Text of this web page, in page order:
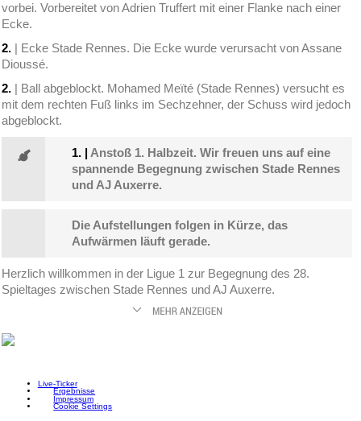
vorbei. Vorbereitet von Adrien Truffert mit einer Flanke nach einer
Ecke.
2. | Ecke Stade Rennes. Die Ecke wurde verursacht von Assane
Dioussé.
2. | Ball abgeblockt. Mohamed Meïté (Stade Rennes) versucht es
mit dem rechten Fuß links im Sechzehner, der Schuss wird jedoch
abgeblockt.
1. | Anstoß 1. Halbzeit. Wir freuen uns auf eine
spannende Begegnung zwischen Stade Rennes
und AJ Auxerre.
Die Aufstellungen folgen in Kürze, das
Aufwärmen läuft gerade.
Herzlich willkommen in der Ligue 1 zur Begegnung des 28.
Spieltages zwischen Stade Rennes und AJ Auxerre.
Live-Ticker
Ergebnisse
Impressum
Cookie Settings